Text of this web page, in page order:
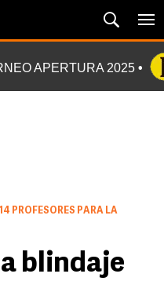
APERTURA 2025
PROFESORES PARA LA
blindaje